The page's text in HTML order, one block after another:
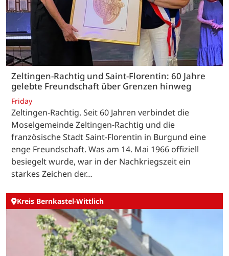
Zeltingen-Rachtig und Saint-Florentin: 60 Jahre
gelebte Freundschaft über Grenzen hinweg
Friday
Zeltingen-Rachtig. Seit 60 Jahren verbindet die
Moselgemeinde Zeltingen-Rachtig und die
französische Stadt Saint-Florentin in Burgund eine
enge Freundschaft. Was am 14. Mai 1966 offiziell
besiegelt wurde, war in der Nachkriegszeit ein
starkes Zeichen der…
Kreis Bernkastel-Wittlich